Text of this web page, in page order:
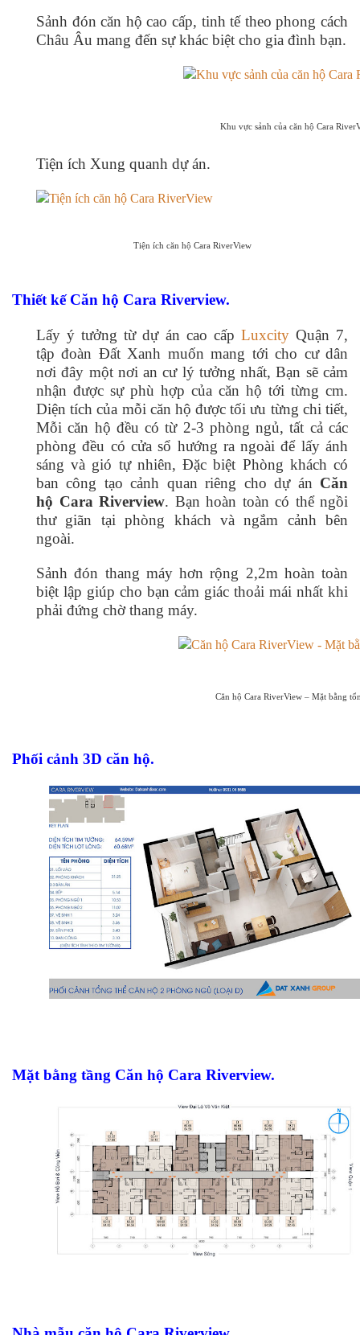
Sảnh đón căn hộ cao cấp, tinh tế theo phong cách
Châu Âu mang đến sự khác biệt cho gia đình bạn.
Khu vực sảnh của căn hộ Cara
Tiện ích Xung quanh dự án.
Tiện ích căn hộ Cara RiverView
Thiết kế Căn hộ Cara Riverview.
Lấy ý tưởng từ dự án cao cấp LuxcityQuận 7,
tập đoàn Đất Xanh muốn mang tới cho cư dân
nơi đây một nơi an cư lý tưởng nhất, Bạn sẽ cảm
nhận được sự phù hợp của căn hộ tới từng cm.
Diện tích của mỗi căn hộ được tối ưu từng chi tiết,
Mỗi căn hộ đều có từ 2-3 phòng ngủ, tất cả các
phòng đều có cửa sổ hướng ra ngoài để lấy ánh
sáng và gió tự nhiên, Đặc biệt Phòng khách có
ban công tạo cảnh quan riêng cho dự án Căn
hộ Cara Riverview. Bạn hoàn toàn có thể ngồi
thư giãn tại phòng khách và ngắm cảnh bên
ngoài.
Sảnh đón thang máy hơn rộng 2,2m hoàn toàn
biệt lập giúp cho bạn cảm giác thoải mái nhất khi
phải đứng chờ thang máy.
Căn hộ Cara RiverView – Mặt bằng
Phối cảnh 3D căn hộ.
Mặt bằng tầng Căn hộ Cara Riverview.